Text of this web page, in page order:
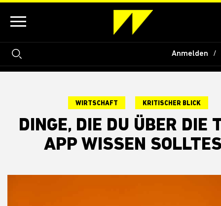
Anmelden
WIRTSCHAFT KRITISCHER BLICK
DINGE, DIE DU ÜBER DIE
APP WISSEN